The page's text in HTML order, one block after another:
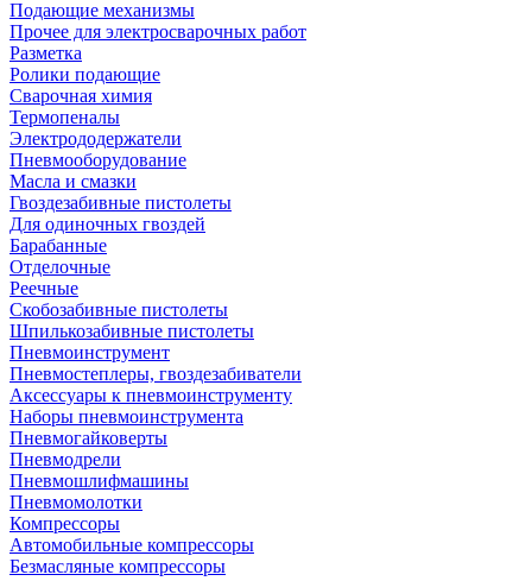
Подающие механизмы
Прочее для электросварочных работ
Разметка
Ролики подающие
Сварочная химия
Термопеналы
Электрододержатели
Пневмооборудование
Масла и смазки
Гвоздезабивные пистолеты
Для одиночных гвоздей
Барабанные
Отделочные
Реечные
Скобозабивные пистолеты
Шпилькозабивные пистолеты
Пневмоинструмент
Пневмостеплеры, гвоздезабиватели
Аксессуары к пневмоинструменту
Наборы пневмоинструмента
Пневмогайковерты
Пневмодрели
Пневмошлифмашины
Пневмомолотки
Компрессоры
Автомобильные компрессоры
Безмасляные компрессоры